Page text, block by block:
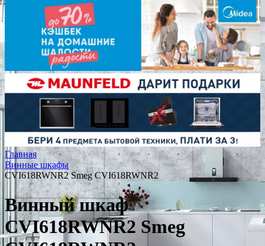
Главная
Винные шкафы
CVI618RWNR2 Smeg CVI618RWNR2
Винный шкаф
CVI618RWNR2 Smeg